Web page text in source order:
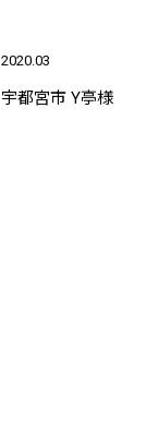
2020.03
宇都宮市 Y亭様